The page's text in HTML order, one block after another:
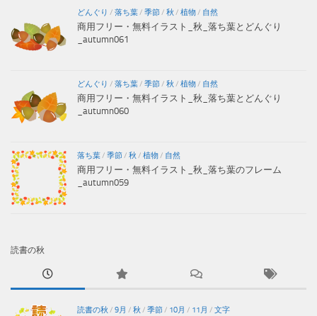
どんぐり / 落ち葉/ 季節/ 秋 / 植物/ 自然
商用フリー・無料イラスト_秋_落ち葉とどんぐり
_autumn061
どんぐり / 落ち葉/ 季節/ 秋 / 植物/ 自然
商用フリー・無料イラスト_秋_落ち葉とどんぐり
_autumn060
落ち葉/ 季節/ 秋 / 植物/ 自然
商用フリー・無料イラスト_秋_落ち葉のフレーム
_autumn059
読書の秋
読書の秋 / 9月 / 秋 / 季節/ 10月 / 11月 / 文字